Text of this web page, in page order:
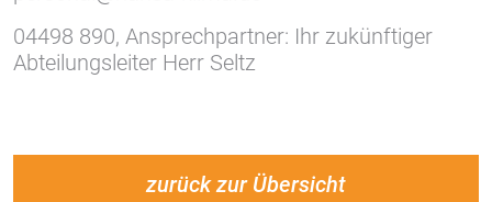
04498 890, Ansprechpartner: Ihr zukünftiger
Abteilungsleiter Herr Seltz
zurück zur Übersicht